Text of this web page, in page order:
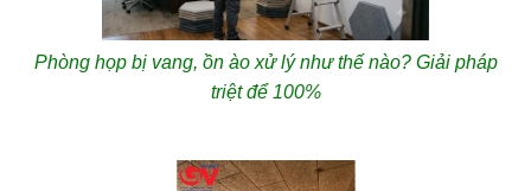
Phòng họp bị vang, ồn ào xử lý như thế nào? Giải pháp
triệt để 100%